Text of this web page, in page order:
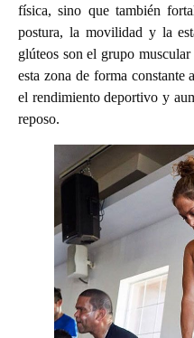
física, sino que también
postura, la movilidad y la
glúteos son el grupo
esta zona de forma constante
el rendimiento deportivo y
reposo.